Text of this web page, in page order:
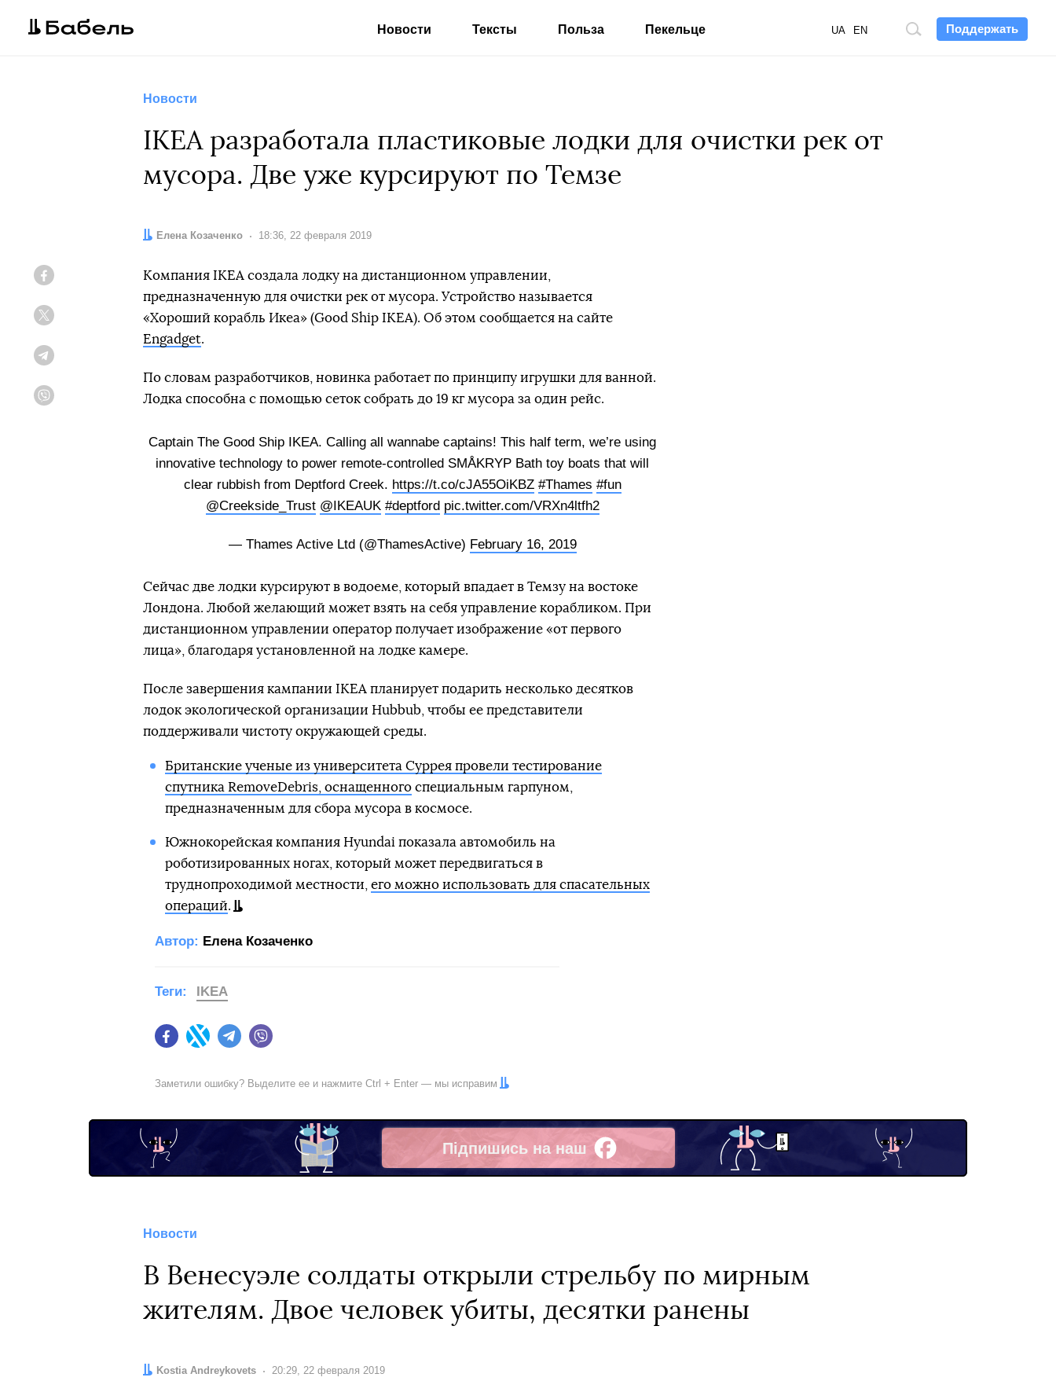
Поддержать
Поиск
UA EN
Новости Тексты Польза Пекельце
Новости
IKEA разработала пластиковые лодки для очистки рек от
мусора. Две уже курсируют по Темзе
Автор:
Елена Козаченко Дата:
18:36, 22 февраля 2019
Компания IKEA создала лодку на дистанционном управлении,
предназначенную для очистки рек от мусора. Устройство называется
«Хороший корабль Икеа» (Good Ship IKEA). Об этом сообщается на сайте
Engadget.
По словам разработчиков, новинка работает по принципу игрушки для ванной.
Лодка способна с помощью сеток собрать до 19 кг мусора за один рейс.
Captain The Good Ship IKEA. Calling all wannabe captains! This half term, we’re using
innovative technology to power remote-controlled SMÅKRYP Bath toy boats that will
clear rubbish from Deptford Creek. https://t.co/cJA55OiKBZ #Thames #fun
@Creekside_Trust @IKEAUK #deptford pic.twitter.com/VRXn4ltfh2
— Thames Active Ltd (@ThamesActive) February 16, 2019
Сейчас две лодки курсируют в водоеме, который впадает в Темзу на востоке
Лондона. Любой желающий может взять на себя управление корабликом. При
дистанционном управлении оператор получает изображение «от первого
лица», благодаря установленной на лодке камере.
После завершения кампании IKEA планирует подарить несколько десятков
лодок экологической организации Hubbub, чтобы ее представители
поддерживали чистоту окружающей среды.
Британские ученые из университета Суррея провели тестирование
спутника RemoveDebris, оснащенногоспециальным гарпуном,
предназначенным для сбора мусора в космосе.
Южнокорейская компания Hyundai показала автомобиль на
роботизированных ногах, который может передвигаться в
труднопроходимой местности, его можно использовать для спасательных
операций.
Автор: Елена Козаченко
FacebookTwitter Telegram
Теги: IKEA
Заметили ошибку? Выделите ее и нажмите Ctrl + Enter — мы исправим
Підпишись на наш
Facebook
Новости
В Венесуэле солдаты открыли стрельбу по мирным
жителям. Двое человек убиты, десятки ранены
Автор:
Kostia Andreykovets Дата:
20:29, 22 февраля 2019